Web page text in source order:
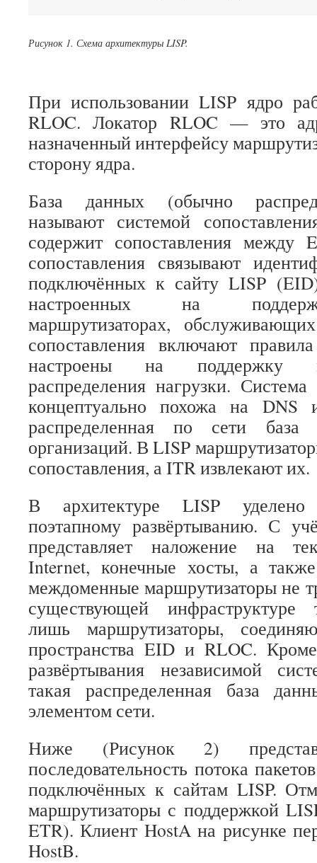
Рисунок 1. Схема архитектуры LISP.
При использовании LISP ядро
RLOC. Локатор RLOC — это
назначенный интерфейсу
сторону ядра.
База данных (обычно
называют системой
содержит сопоставления
сопоставления связывают
подключённых к сайту LISP
настроенных на
маршрутизаторах,
сопоставления включают
настроены на поддержку
распределения нагрузки.
концептуально похожа на DNS
распределенная по сети база
организаций. В LISP
сопоставления, а ITR извлекают их.
В архитектуре LISP
поэтапному развёртыванию. С
представляет наложение на
Internet, конечные хосты, а
междоменные маршрутизаторы не
существующей инфраструктуре
лишь маршрутизаторы,
пространства EID и RLOC.
развёртывания независимой
такая распределенная база
элементом сети.
Ниже (Рисунок 2)
последовательность потока
подключённых к сайтам LISP.
маршрутизаторы с поддержкой
ETR). Клиент HostA на рисунке
HostB.